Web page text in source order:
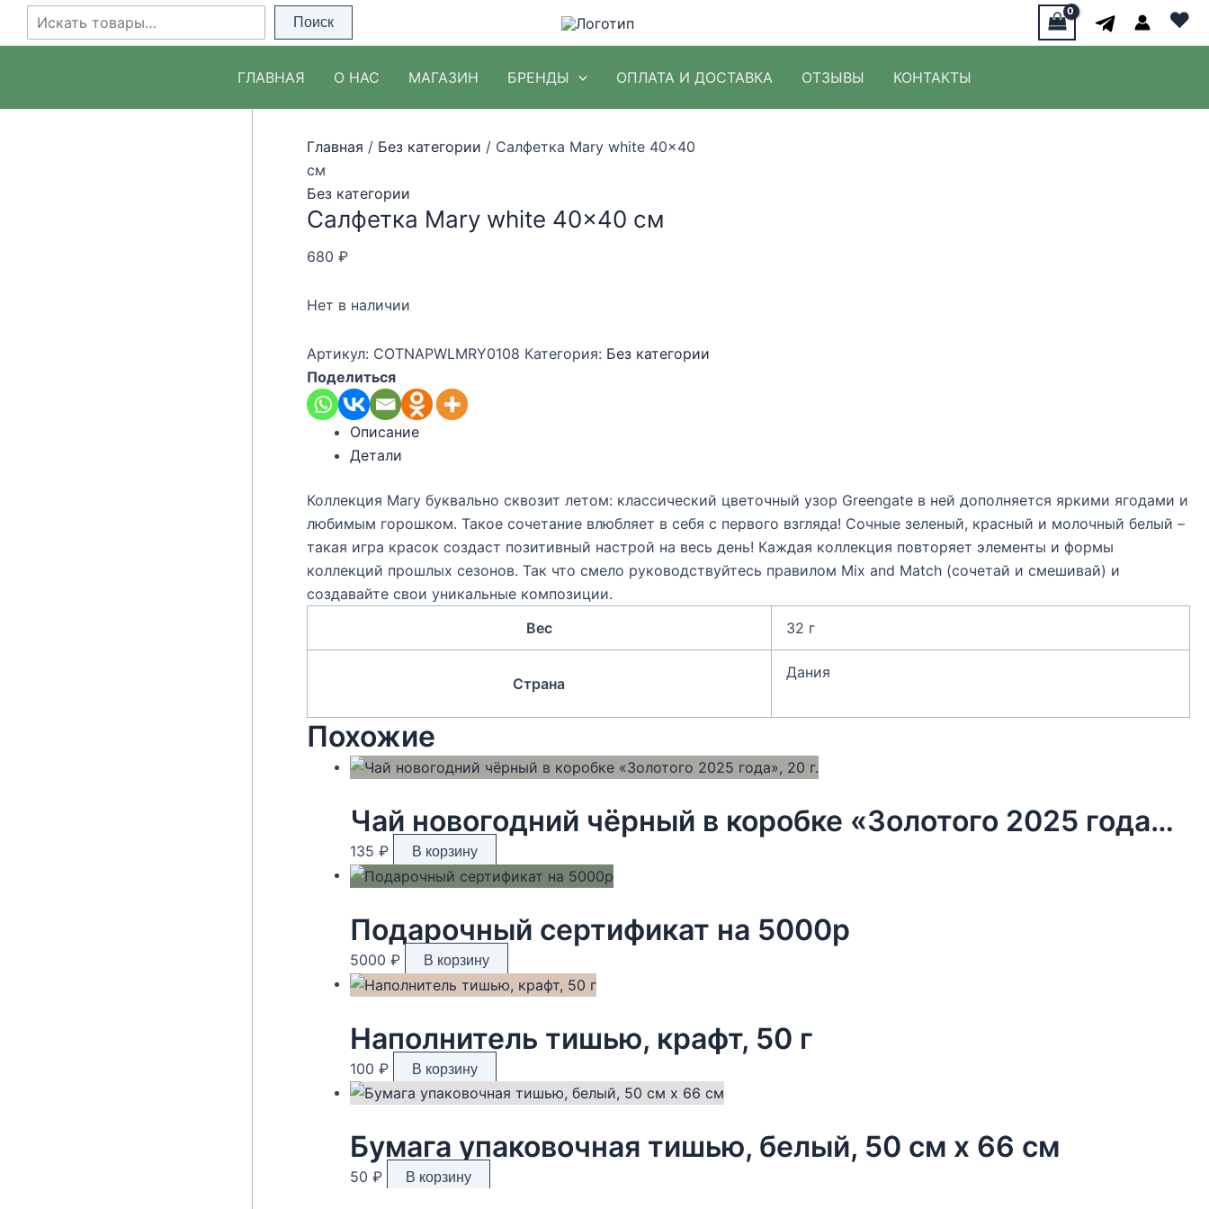
Перейти
Поиск Поиск ♥
ГЛАВНАЯ О НАС МАГАЗИН БРЕНДЫ ОПЛАТА И ДОСТАВКА ОТЗЫВЫ КОНТАКТЫ
Главная / Без категории / Салфетка Mary white 40×40
см
Без категории
Салфетка Mary white 40×40 см
680 ₽
Нет в наличии
Артикул: COTNAPWLMRY0108 Категория: Без категории
Поделиться
Описание
Детали
Коллекция Mary буквально сквозит летом: классический цветочный узор Greengate в ней дополняется яркими ягодами и
любимым горошком. Такое сочетание влюбляет в себя с первого взгляда! Сочные зеленый, красный и молочный белый –
такая игра красок создаст позитивный настрой на весь день! Каждая коллекция повторяет элементы и формы
коллекций прошлых сезонов. Так что смело руководствуйтесь правилом Mix and Match (сочетай и смешивай) и
создавайте свои уникальные композиции.
Вес
32 г
Страна
Дания
Похожие
Чай новогодний чёрный в коробке «Золотого 2025 года», 20 г.
135 ₽ В корзину
Подарочный сертификат на 5000р
5000 ₽ В корзину
Наполнитель тишью, крафт, 50 г
100 ₽ В корзину
Бумага упаковочная тишью, белый, 50 см х 66 см
50 ₽ В корзину